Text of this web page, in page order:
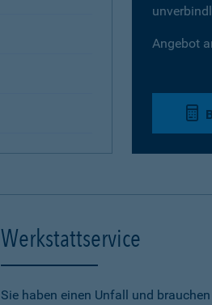
Angebot
Werkstattservice
Sie haben einen Unfall und